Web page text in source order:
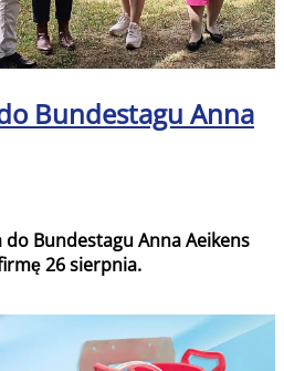
Bundestagu Anna
do Bundestagu Anna Aeikens
26 sierpnia.